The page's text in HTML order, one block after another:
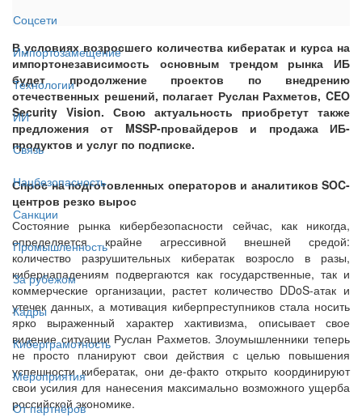
Соцсети
Импортозамещение
Технологии
ИИ
Связь
Нацбезопасность
Санкции
Промышленность
За рубежом
Кадры
Киберграмотность
Мероприятия
От партнёров
В условиях возросшего количества кибератак и курса на
импортонезависимость основным трендом рынка ИБ
будет продолжение проектов по внедрению
отечественных решений, полагает Руслан Рахметов, CEO
Security Vision. Свою актуальность приобретут также
предложения от MSSP-провайдеров и продажа ИБ-
продуктов и услуг по подписке.
Спрос на подготовленных операторов и аналитиков SOC-
центров резко вырос
Состояние рынка кибербезопасности сейчас, как никогда,
определяется крайне агрессивной внешней средой:
количество разрушительных кибератак возросло в разы,
кибернападениям подвергаются как государственные, так и
коммерческие организации, растет количество DDoS-атак и
утечек данных, а мотивация киберпреступников стала носить
ярко выраженный характер хактивизма, описывает свое
видение ситуации Руслан Рахметов. Злоумышленники теперь
не просто планируют свои действия с целью повышения
успешности кибератак, они де-факто открыто координируют
свои усилия для нанесения максимально возможного ущерба
российской экономике.